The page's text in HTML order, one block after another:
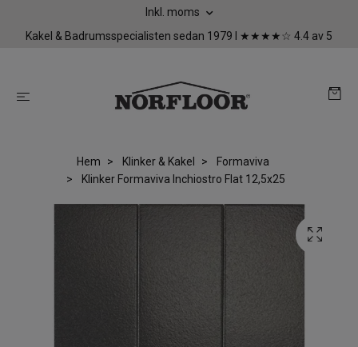
Inkl. moms
Kakel & Badrumsspecialisten sedan 1979 I ★★★★☆ 4.4 av 5
Hem Klinker & Kakel
Formaviva
Klinker Formaviva Inchiostro Flat 12,5x25